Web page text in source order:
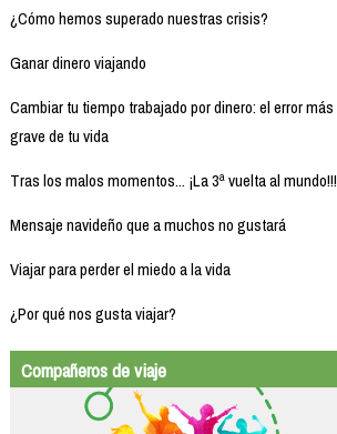
¿Cómo hemos superado nuestras crisis?
Ganar dinero viajando
Cambiar tu tiempo trabajado por dinero: el error más
grave de tu vida
Tras los malos momentos... ¡La 3ª vuelta al mundo!!!
Mensaje navideño que a muchos no gustará
Viajar para perder el miedo a la vida
¿Por qué nos gusta viajar?
Compañeros de viaje